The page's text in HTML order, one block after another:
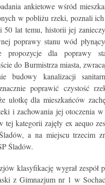
ankietowe wśród
w pobliżu rzeki, poznali
50 lat temu, historii jej
poprawy stanu wód
propozycje dla poprawy
do Burmistrza miasta,
budowy kanalizacji
poprawić czystość
ulotkę dla mieszkańców
i zachowania jej otoczenia
tej kategorii zajęły ex aequo
a na miejscu trzecim
Śladów.
klasyfikację wygrał zespół
z Gimnazjum nr 1 w